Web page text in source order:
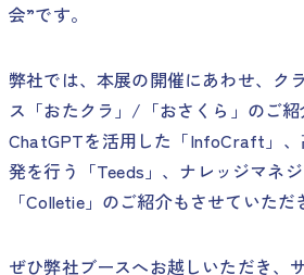
会”です。
弊社では、本展の開催にあわせ、ク
ス「おたクラ」/「おさくら」のご紹
ChatGPTを活用した「InfoCraft」
発を行う「Teeds」、ナレッジマネ
「Colletie」のご紹介もさせていただ
ぜひ弊社ブースへお越しいただき、